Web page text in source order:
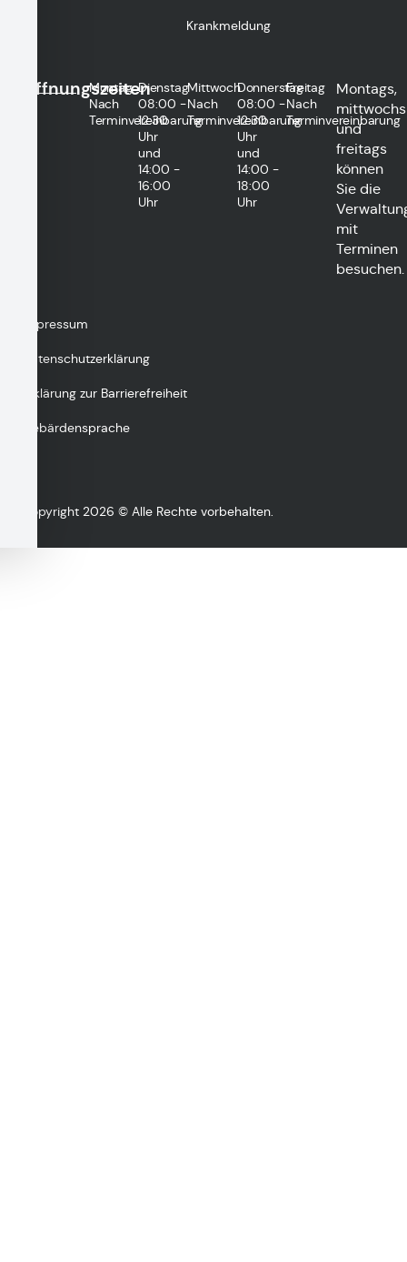
Krankmeldung
Öffnungszeiten
Montag
Nach
Terminvereinbarung
Dienstag
08:00 -
12:30
Uhr
und
14:00 -
16:00
Uhr
Mittwoch
Nach
Terminvereinbarung
Donnerstag
08:00 -
12:30
Uhr
und
14:00 -
18:00
Uhr
Freitag
Nach
Terminvereinbarung
Montags,
mittwochs
und
freitags
können
Sie die
mit
Terminen
besuchen.
Impressum
Datenschutzerklärung
Erklärung zur Barrierefreiheit
Gebärdensprache
Copyright 2026 © Alle Rechte vorbehalten.